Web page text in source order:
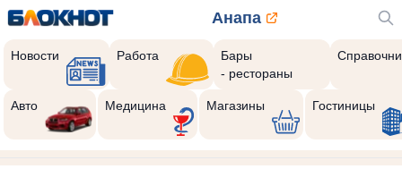
Анапа
Новости Работа
Бары
- рестораны
Авто Медицина Магазины Гостиницы